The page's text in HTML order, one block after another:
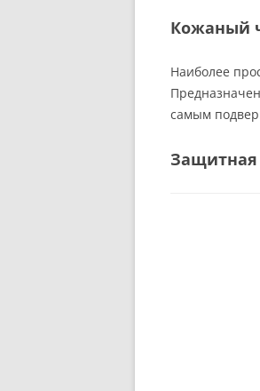
Кожаный
Наиболее
самым
Защитная